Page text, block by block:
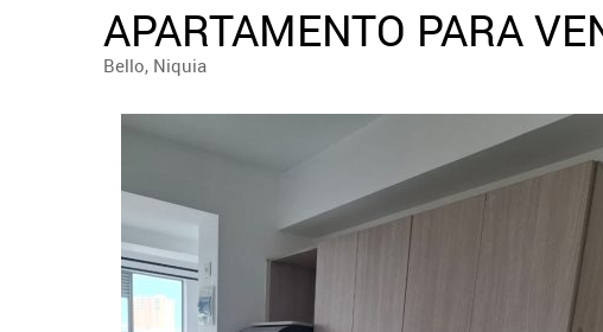
APARTAMENTO PARA
Bello, Niquia